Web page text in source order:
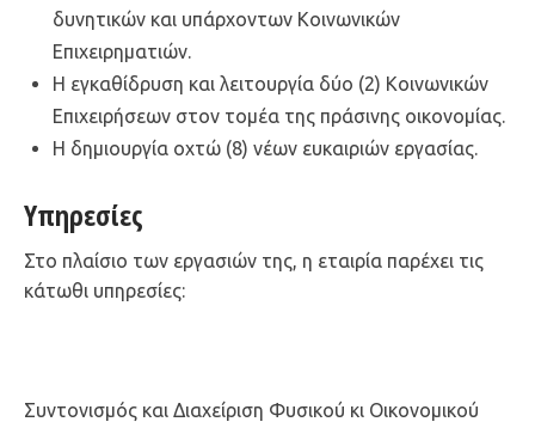
δυνητικών και υπάρχοντων Κοινωνικών
Επιχειρηματιών.
Η εγκαθίδρυση και λειτουργία δύο (2) Κοινωνικών
Επιχειρήσεων στον τομέα της πράσινης οικονομίας.
Η δημιουργία οχτώ (8) νέων ευκαιριών εργασίας.
Υπηρεσίες
Στο πλαίσιο των εργασιών της, η εταιρία παρέχει τις
κάτωθι υπηρεσίες:
Συντονισμός και Διαχείριση Φυσικού κι Οικονομικού